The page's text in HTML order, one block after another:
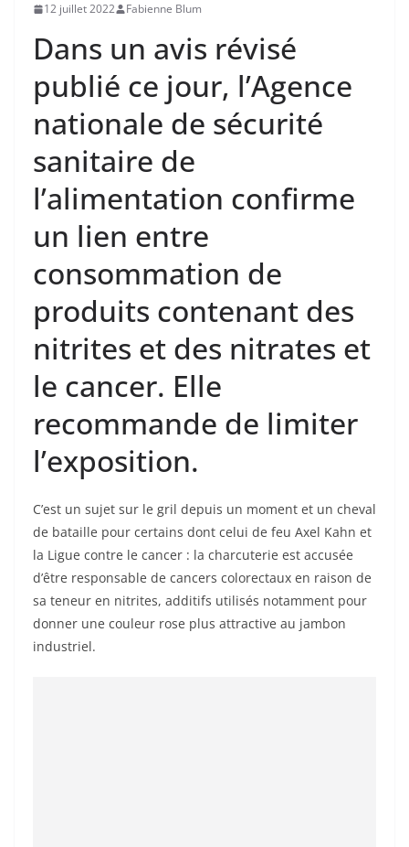
12 juillet 2022 Fabienne Blum
Dans un avis révisé
publié ce jour, l’Agence
nationale de sécurité
sanitaire de
l’alimentation confirme
un lien entre
consommation de
produits contenant des
nitrites et des nitrates et
le cancer. Elle
recommande de limiter
l’exposition.
C’est un sujet sur le gril depuis un moment et un cheval
de bataille pour certains dont celui de feu Axel Kahn et
la Ligue contre le cancer : la charcuterie est accusée
d’être responsable de cancers colorectaux en raison de
sa teneur en nitrites, additifs utilisés notamment pour
donner une couleur rose plus attractive au jambon
industriel.